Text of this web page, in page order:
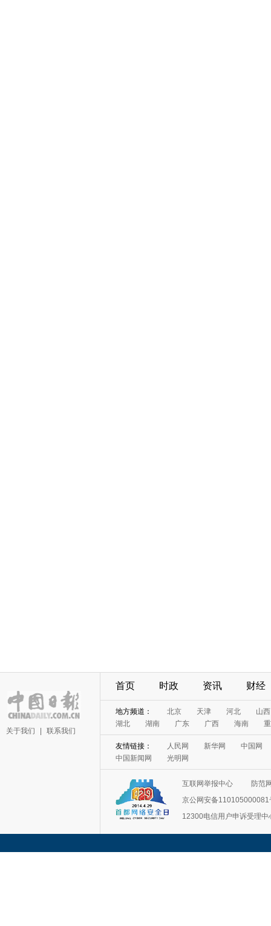
关于我们 联系我们
首页 时政 资讯 财经
地方频道： 北京 天津 河北
山西
湖北
湖南 广东 广西 海南
友情链接： 人民网 新华网
中国网
中国新闻网
光明网
互联网举报中心
防范
京公网安备110105000081
12300电信用户申诉受理中